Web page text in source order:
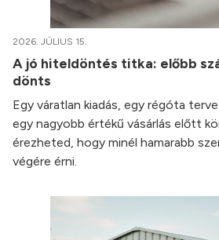
2026. JÚLIUS 15.
A jó hiteldöntés titka: előbb
dönts
Egy váratlan kiadás, egy régóta
egy nagyobb értékű vásárlás előtt
érezheted, hogy minél hamarabb
végére érni.